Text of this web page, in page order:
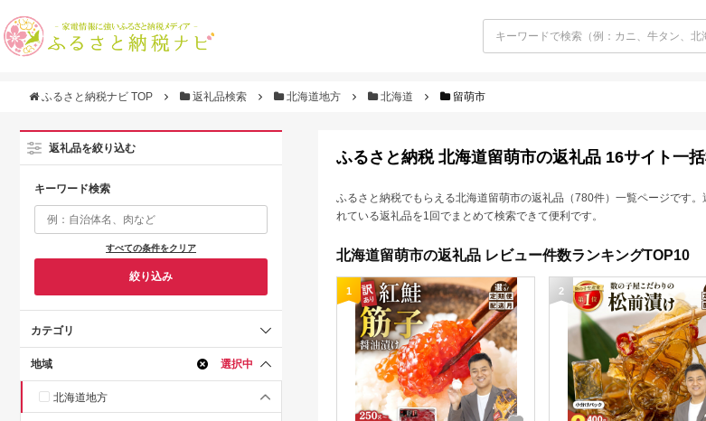
ふるさと納税ナビ TOP 返礼品検索 北海道地方 北海道 留萌市
返礼品を絞り込む
キーワード検索
すべての条件をクリア
絞り込み
カテゴリ
地域 選択中
北海道地方
ふるさと納税 北海道留萌市の返礼品 16サイト一
ふるさと納税でもらえる北海道留萌市の返礼品（780件）一覧ページです
れている返礼品を1回でまとめて検索できて便利です。
北海道留萌市の返礼品 レビュー件数ランキングTOP10
1 2